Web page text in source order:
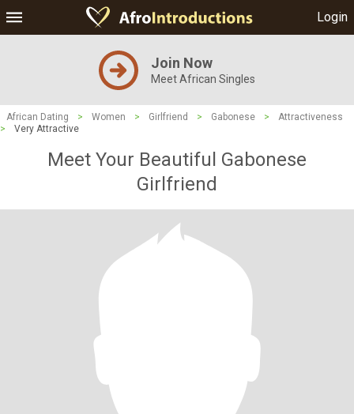
Login
Join Now
Meet African Singles
African Dating > Women > Girlfriend > Gabonese >
Attractiveness
>
Very Attractive
Meet Your Beautiful Gabonese
Girlfriend